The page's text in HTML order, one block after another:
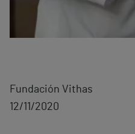
Fundación Vithas
12/11/2020